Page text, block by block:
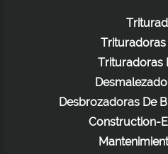
Trituradoras
Desbrozadoras De
Construction-